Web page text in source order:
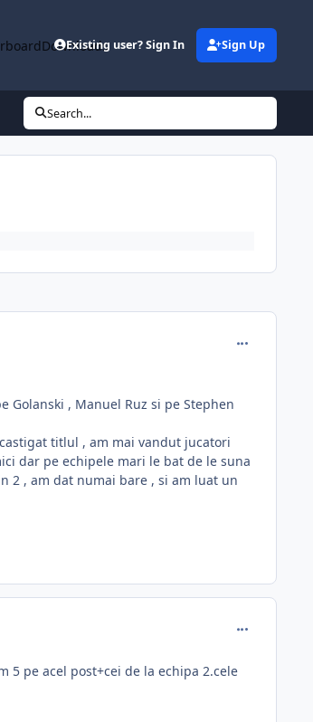
Downloads
Existing user? Sign In Sign Up
Search...
Golanski , Manuel Ruz si pe Stephen
titlul , am mai vandut jucatori
dar pe echipele mari le bat de le suna
2 , am dat numai bare , si am luat un
5 pe acel post+cei de la echipa 2.cele